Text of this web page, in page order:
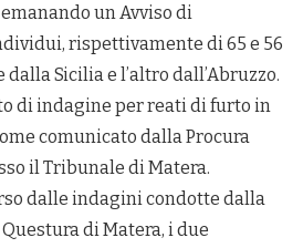
un Avviso di
rispettivamente di 65 e 56
Sicilia e l’altro dall’Abruzzo.
di indagine per reati di furto in
comunicato dalla Procura
il Tribunale di Matera.
dalle indagini condotte dalla
di Matera, i due